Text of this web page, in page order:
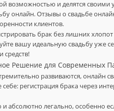
возможностью и делятся
онлайн. Отзывы о свадьбе
клиентов.
брак без лишних
вашу идеальную свадьбу уже
Решение для Современных
развиваются, онлайн
регистрация брака через
абсолютно легально, особенно